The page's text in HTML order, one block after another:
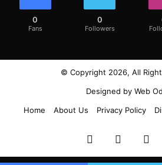
0
Fans
0
Followers
© Copyright 2026, All
Designed by Web
Home
About Us Privacy Policy
FacebookTwitter